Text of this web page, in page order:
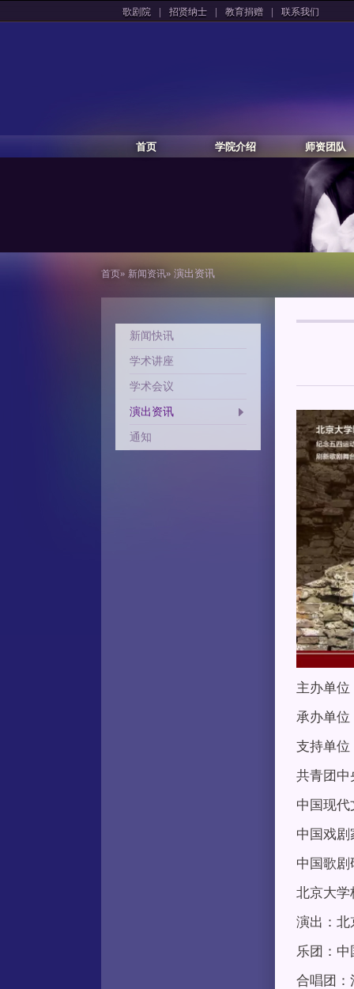
歌剧院 | 招贤纳士 | 教育捐赠 | 联系我们
首页 学院介绍 师资团队
首页» 新闻资讯» 演出资讯
新闻快讯
学术讲座
学术会议
演出资讯
通知
主办单
承办单
支持单位
共青团中
中国现代
中国戏剧
中国歌剧
北京大学
演出：北
乐团：
合唱团：